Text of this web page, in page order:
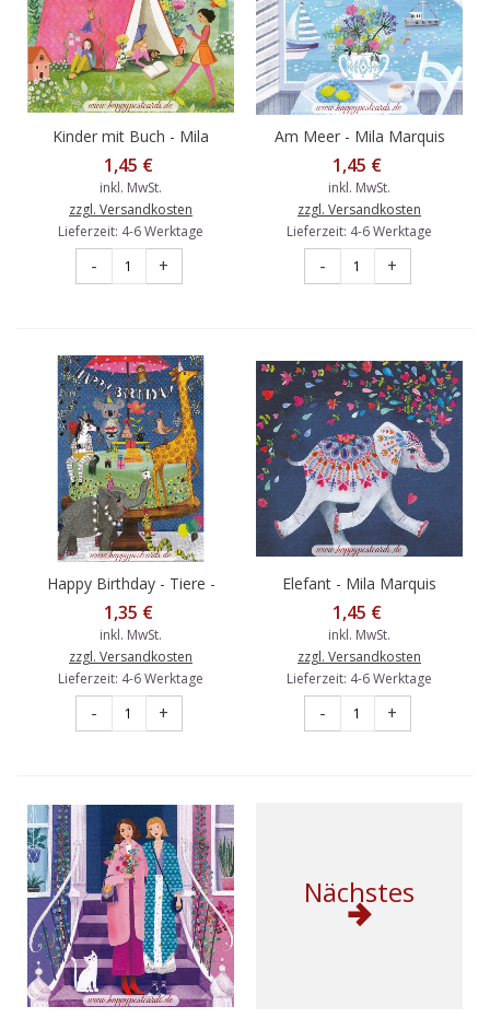
Kinder mit Buch - Mila
Marquis Postkarte
1,45 €
inkl. MwSt.
zzgl. Versandkosten
Lieferzeit: 4-6 Werktage
- +
Am Meer - Mila Marquis
Postkarte
1,45 €
inkl. MwSt.
zzgl. Versandkosten
Lieferzeit: 4-6 Werktage
- +
Happy Birthday - Tiere -
Mila Marquis Postkarte
1,35 €
inkl. MwSt.
zzgl. Versandkosten
Lieferzeit: 4-6 Werktage
- +
Elefant - Mila Marquis
Postkarte
1,45 €
inkl. MwSt.
zzgl. Versandkosten
Lieferzeit: 4-6 Werktage
- +
Nächstes